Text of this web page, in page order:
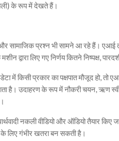
के रूप में देखते हैं।
और सामाजिक प्रश्न भी सामने आ रहे हैं।
द्वारा लिए गए निर्णय कितने निष्पक्ष,
में किसी प्रकार का पक्षपात मौजूद हो, तो
है। उदाहरण के रूप में नौकरी चयन, ऋण
नकली वीडियो और ऑडियो तैयार
के लिए गंभीर खतरा बन सकती है।